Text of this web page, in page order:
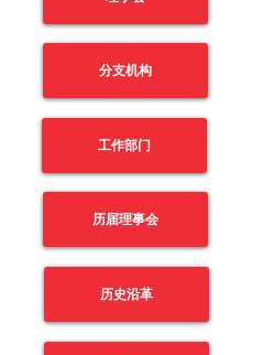
分支机构
工作部门
历届理事会
历史沿革